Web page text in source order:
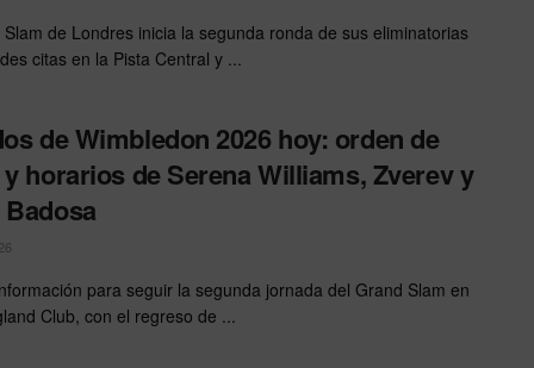
Slam de Londres inicia la segunda ronda de sus eliminatorias
citas en la Pista Central y ...
de Wimbledon 2026 hoy: orden de
horarios de Serena Williams, Zverev y
Badosa
para seguir la segunda jornada del Grand Slam en
Club, con el regreso de ...